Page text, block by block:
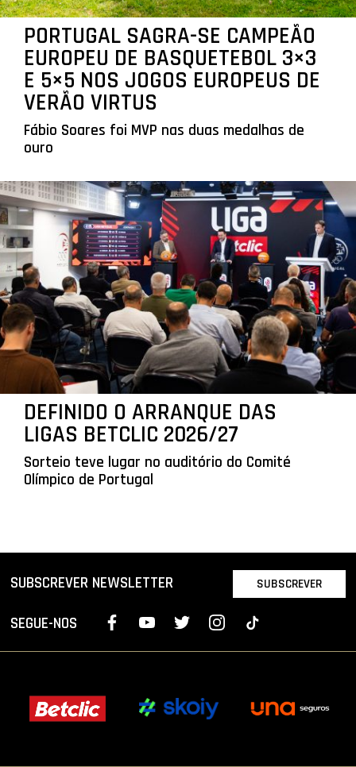
PORTUGAL SAGRA-SE CAMPEÃO
EUROPEU DE BASQUETEBOL 3×3
E 5×5 NOS JOGOS EUROPEUS DE
VERÃO VIRTUS
Fábio Soares foi MVP nas duas medalhas de
ouro
DEFINIDO O ARRANQUE DAS
LIGAS BETCLIC 2026/27
Sorteio teve lugar no auditório do Comité
Olímpico de Portugal
SUBSCREVER NEWSLETTER SUBSCREVER
SEGUE-NOS